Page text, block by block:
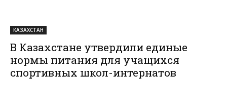
КАЗАХСТАН
В Казахстане утвердили единые
нормы питания для учащихся
спортивных школ-интернатов